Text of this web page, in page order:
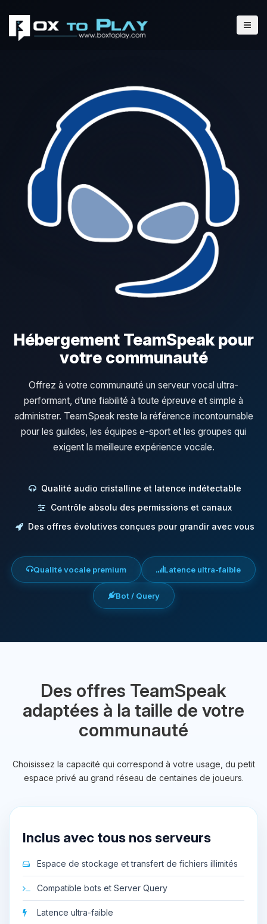
Hébergement TeamSpeak pour
votre communauté
Offrez à votre communauté un serveur vocal ultra-
performant, d’une fiabilité à toute épreuve et simple à
administrer. TeamSpeak reste la référence incontournable
pour les guildes, les équipes e-sport et les groupes qui
exigent la meilleure expérience vocale.
Qualité audio cristalline et latence indétectable
Contrôle absolu des permissions et canaux
Des offres évolutives conçues pour grandir avec vous
Qualité vocale premium Latence ultra-faible
Bot / Query
Des offres TeamSpeak
adaptées à la taille de votre
communauté
Choisissez la capacité qui correspond à votre usage, du petit
espace privé au grand réseau de centaines de joueurs.
Inclus avec tous nos serveurs
Espace de stockage et transfert de fichiers illimités
Compatible bots et Server Query
Latence ultra-faible